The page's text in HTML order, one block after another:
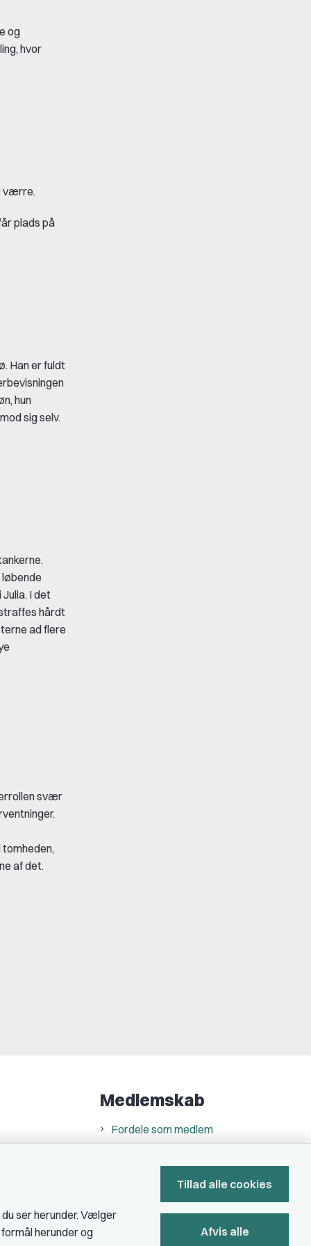
og
hvor
værre.
plads på
Han er fuldt
hun
sig selv.
I det
hårdt
ad flere
svær
af det.
Medlemskab
Fordele som medlem
ser herunder. Vælger
herunder og
Tillad alle cookies
Afvis alle